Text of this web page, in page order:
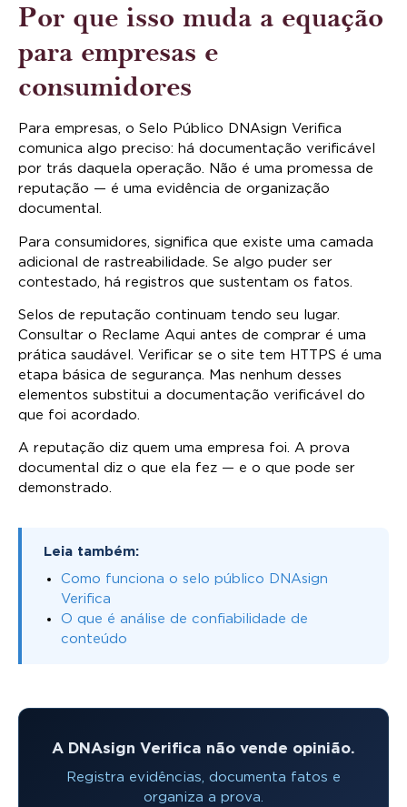
Por que isso muda a equação
para empresas e
consumidores
Para empresas, o Selo Público DNAsign Verifica
comunica algo preciso: há documentação verificável
por trás daquela operação. Não é uma promessa de
reputação — é uma evidência de organização
documental.
Para consumidores, significa que existe uma camada
adicional de rastreabilidade. Se algo puder ser
contestado, há registros que sustentam os fatos.
Selos de reputação continuam tendo seu lugar.
Consultar o Reclame Aqui antes de comprar é uma
prática saudável. Verificar se o site tem HTTPS é uma
etapa básica de segurança. Mas nenhum desses
elementos substitui a documentação verificável do
que foi acordado.
A reputação diz quem uma empresa foi. A prova
documental diz o que ela fez — e o que pode ser
demonstrado.
Leia também:
Como funciona o selo público DNAsign
Verifica
O que é análise de confiabilidade de
conteúdo
A DNAsign Verifica não vende opinião.
Registra evidências, documenta fatos e
organiza a prova.